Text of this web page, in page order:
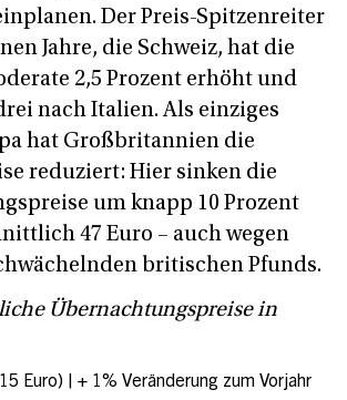
Der Preis-Spitzenreiter
Jahre, die Schweiz, hat die
2,5 Prozent erhöht und
nach Italien. Als einziges
hat Großbritannien die
reduziert: Hier sinken die
um knapp 10 Prozent
47 Euro – auch wegen
britischen Pfunds.
Übernachtungspreise in
Euro) | + 1% Veränderung zum Vorjahr